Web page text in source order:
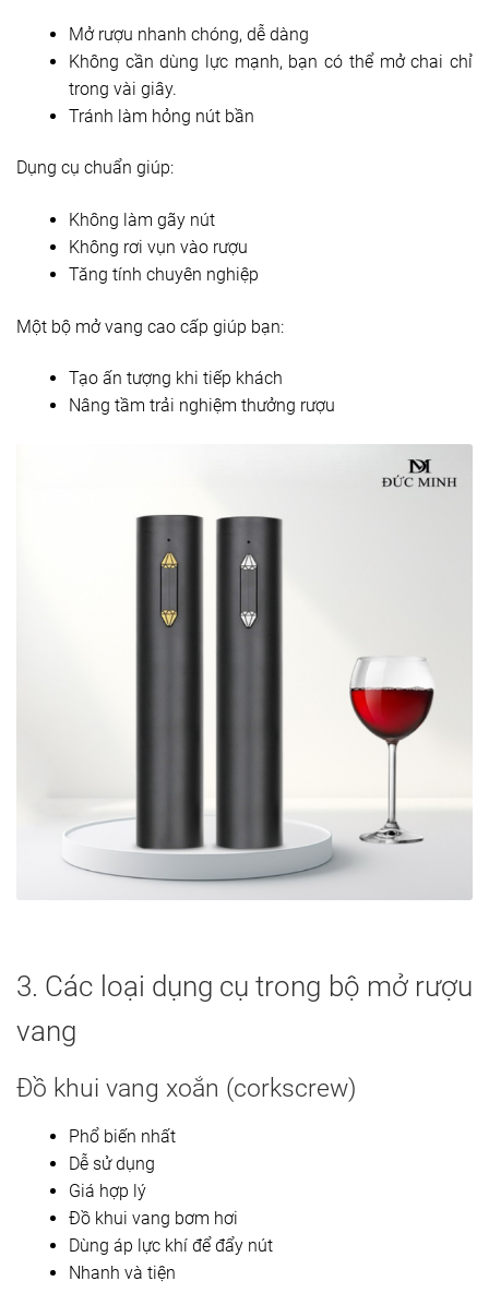
Mở rượu nhanh chóng, dễ dàng
Không cần dùng lực mạnh, bạn có thể mở chai chỉ
trong vài giây.
Tránh làm hỏng nút bần
Dụng cụ chuẩn giúp:
Không làm gãy nút
Không rơi vụn vào rượu
Tăng tính chuyên nghiệp
Một bộ mở vang cao cấp giúp bạn:
Tạo ấn tượng khi tiếp khách
Nâng tầm trải nghiệm thưởng rượu
3. Các loại dụng cụ trong bộ mở rượu
vang
Đồ khui vang xoắn (corkscrew)
Phổ biến nhất
Dễ sử dụng
Giá hợp lý
Đồ khui vang bơm hơi
Dùng áp lực khí để đẩy nút
Nhanh và tiện